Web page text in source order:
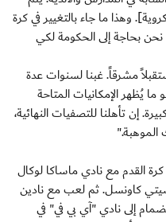
وهذا ما جاء بالتغيير في كرة
نحن بحاجة إلى الحكومة لكي
مشرقاً. غبنا لسنوات عدة
ما يُظهر الإمكانيات المتاحة
إن تأهلنا للتصفيات النهائية،
القدم مع نادي ماساكا لوكال
كاونسل. ثم لعب مع نادين
إلى نادي "آي بي في" في